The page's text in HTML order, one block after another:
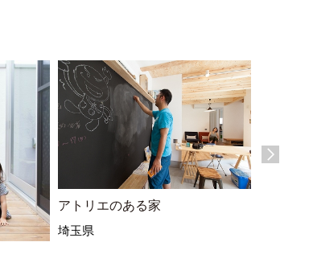
アトリエのある家
埼玉県